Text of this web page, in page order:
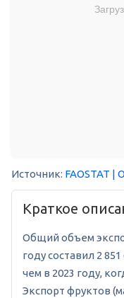
Источник: FAOSTAT |
Краткое
Общий объем
году составил 2
чем в 2023 году,
Экспорт фруктов